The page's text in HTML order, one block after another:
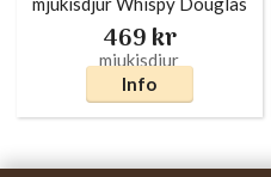
469 kr
Info